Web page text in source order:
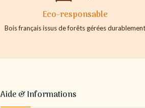
Eco-responsable
Bois français issus de forêts gérées durablement
Aide & Informations